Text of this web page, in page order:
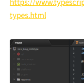
https://
types.html